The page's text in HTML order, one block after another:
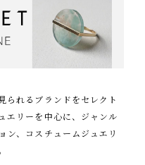
られるブランドをセレクト
エリーを中心に、ジャンル
ン、コスチュームジュエリ